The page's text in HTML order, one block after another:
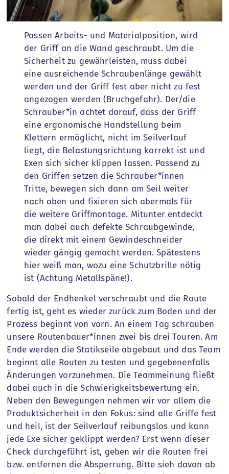
Passen Arbeits- und Materialposition, wird
der Griff an die Wand geschraubt. Um die
Sicherheit zu gewährleisten, muss dabei
eine ausreichende Schraubenlänge gewählt
werden und der Griff fest aber nicht zu fest
angezogen werden (Bruchgefahr). Der/die
Schrauber*in achtet darauf, dass der Griff
eine ergonomische Handstellung beim
Klettern ermöglicht, nicht im Seilverlauf
liegt, die Belastungsrichtung korrekt ist und
Exen sich sicher klippen lassen. Passend zu
den Griffen setzen die Schrauber*innen
Tritte, bewegen sich dann am Seil weiter
nach oben und fixieren sich abermals für
die weitere Griffmontage. Mitunter entdeckt
man dabei auch defekte Schraubgewinde,
die direkt mit einem Gewindeschneider
wieder gängig gemacht werden. Spätestens
hier weiß man, wozu eine Schutzbrille nötig
ist (Achtung Metallspäne!).
Sobald der Endhenkel verschraubt und die Route
fertig ist, geht es wieder zurück zum Boden und der
Prozess beginnt von vorn. An einem Tag schrauben
unsere Routenbauer*innen zwei bis drei Touren. Am
Ende werden die Statikseile abgebaut und das Team
beginnt alle Routen zu testen und gegebenenfalls
Änderungen vorzunehmen. Die Teammeinung fließt
dabei auch in die Schwierigkeitsbewertung ein.
Neben den Bewegungen nehmen wir vor allem die
Produktsicherheit in den Fokus: sind alle Griffe fest
und heil, ist der Seilverlauf reibungslos und kann
jede Exe sicher geklippt werden? Erst wenn dieser
Check durchgeführt ist, geben wir die Routen frei
bzw. entfernen die Absperrung. Bitte sieh davon ab